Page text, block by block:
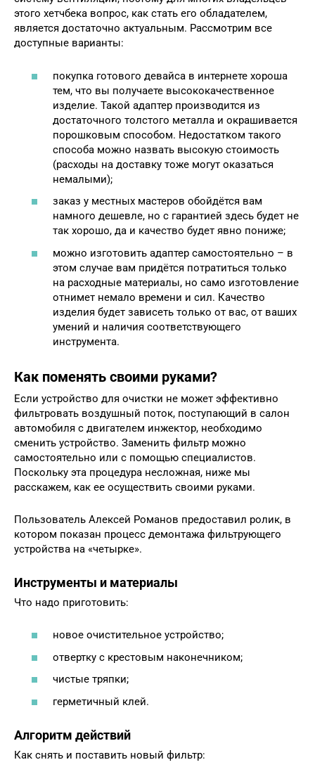
этого хетчбека вопрос, как стать его обладателем,
является достаточно актуальным. Рассмотрим все
доступные варианты:
покупка готового девайса в интернете хороша
тем, что вы получаете высококачественное
изделие. Такой адаптер производится из
достаточного толстого металла и окрашивается
порошковым способом. Недостатком такого
способа можно назвать высокую стоимость
(расходы на доставку тоже могут оказаться
немалыми);
заказ у местных мастеров обойдётся вам
намного дешевле, но с гарантией здесь будет не
так хорошо, да и качество будет явно пониже;
можно изготовить адаптер самостоятельно – в
этом случае вам придётся потратиться только
на расходные материалы, но само изготовление
отнимет немало времени и сил. Качество
изделия будет зависеть только от вас, от ваших
умений и наличия соответствующего
инструмента.
Как поменять своими руками?
Если устройство для очистки не может эффективно
фильтровать воздушный поток, поступающий в салон
автомобиля с двигателем инжектор, необходимо
сменить устройство. Заменить фильтр можно
самостоятельно или с помощью специалистов.
Поскольку эта процедура несложная, ниже мы
расскажем, как ее осуществить своими руками.
Пользователь Алексей Романов предоставил ролик, в
котором показан процесс демонтажа фильтрующего
устройства на «четырке».
Инструменты и материалы
Что надо приготовить:
новое очистительное устройство;
отвертку с крестовым наконечником;
чистые тряпки;
герметичный клей.
Алгоритм действий
Как снять и поставить новый фильтр: